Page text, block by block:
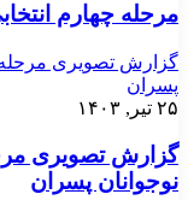
مرحله چهارم
گزارش تصویری مرحله
پسران
۲۵ تیر, ۱۴۰۳
گزارش تصویری
نوجوانان پسران